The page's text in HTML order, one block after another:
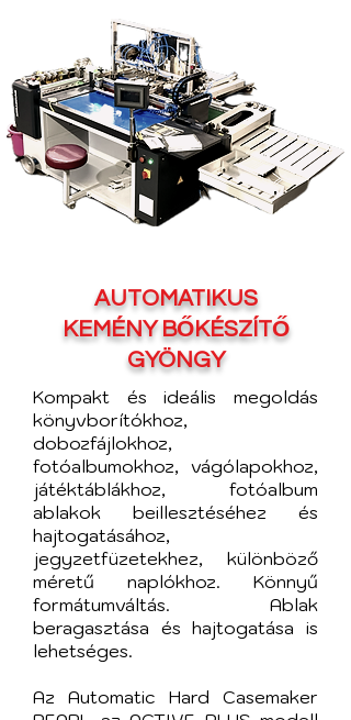
AUTOMATIKUS
KEMÉNY BŐKÉSZÍTŐ
GYÖNGY
Kompakt és ideális megoldás
könyvborítókhoz,
dobozfájlokhoz,
fotóalbumokhoz, vágólapokhoz,
játéktáblákhoz, fotóalbum
ablakok beillesztéséhez és
hajtogatásához,
jegyzetfüzetekhez, különböző
méretű naplókhoz. Könnyű
formátumváltás. Ablak
beragasztása és hajtogatása is
lehetséges.
Az Automatic Hard Casemaker